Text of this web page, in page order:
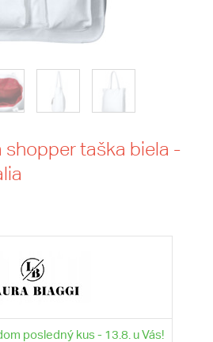
shopper taška biela -
posledný kus - 13.8. u Vás!